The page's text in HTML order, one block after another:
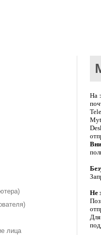
лица
На
Не